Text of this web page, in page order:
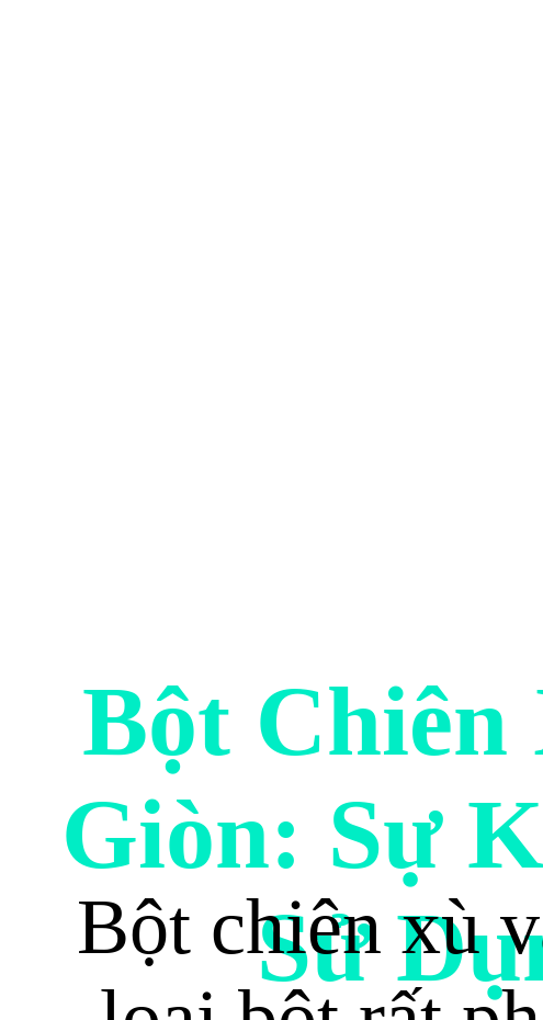
Bột Chiên
Giòn: Sự
Sử
Bột chiên xù